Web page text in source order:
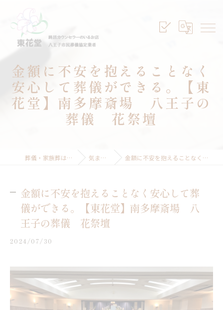
金額に不安を抱えることなく
安心して葬儀ができる。【東
花堂】南多摩斎場 八王子の
葬儀 花祭壇
葬儀・家族葬は八王子のセレモニープランニング東花堂 気まぐれな親父のぼやき 金額に不安を抱えることなく安心して葬儀ができる。【東花堂】南多摩斎場 八王子の葬儀 花祭壇
金額に不安を抱えることなく安心して葬
儀ができる。【東花堂】南多摩斎場 八
王子の葬儀 花祭壇
2024/07/30